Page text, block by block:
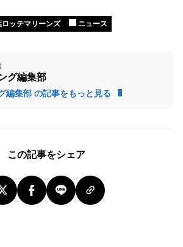
ロッテマリーンズ ニュース
グ編集部
編集部 の記事をもっと見る
この記事をシェア